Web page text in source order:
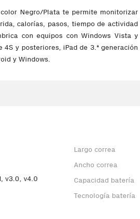
Negro/Plata te permite monitorizar
calorías, pasos, tiempo de actividad
con equipos con Windows Vista y
4S y posteriores, iPad de 3.ª generación
y Windows.
v3.0, v4.0
Largo correa
Ancho correa
Capacidad batería
Tecnología batería